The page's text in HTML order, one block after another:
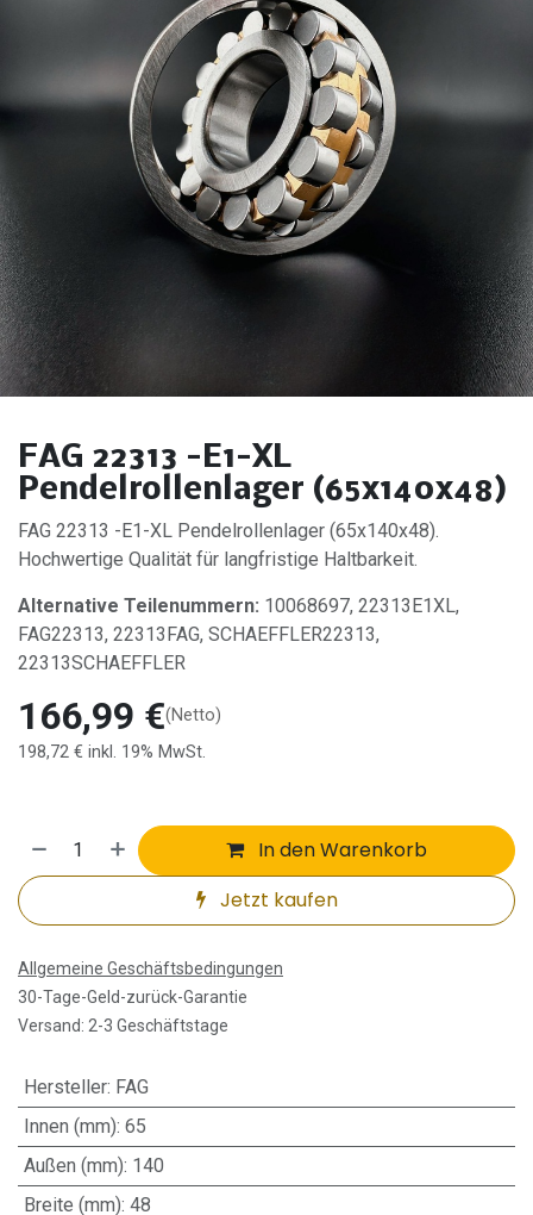
FAG 22313 -E1-XL
Pendelrollenlager (65x140x48)
FAG 22313 -E1-XL Pendelrollenlager (65x140x48).
Hochwertige Qualität für langfristige Haltbarkeit.
Alternative Teilenummern: 10068697, 22313E1XL,
FAG22313, 22313FAG, SCHAEFFLER22313,
22313SCHAEFFLER
166,99 €(Netto)
198,72 € inkl. 19% MwSt.
In den Warenkorb
Jetzt kaufen
Allgemeine Geschäftsbedingungen
30-Tage-Geld-zurück-Garantie
Versand: 2-3 Geschäftstage
Hersteller: FAG
Innen (mm): 65
Außen (mm): 140
Breite (mm): 48